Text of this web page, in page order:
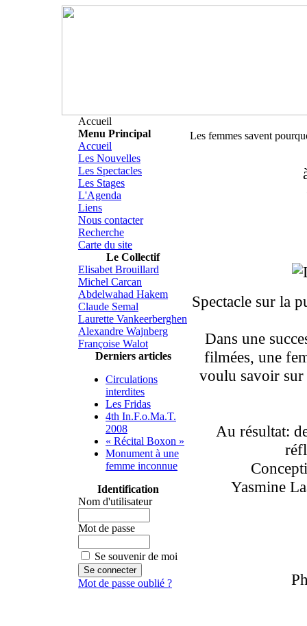
Accueil
Menu Principal
Accueil
Les Nouvelles
Les Spectacles
Les Stages
L'Agenda
Liens
Nous contacter
Recherche
Carte du site
Le Collectif
Elisabet Brouillard
Michel Carcan
Abdelwahad Hakem
Claude Semal
Laurette Vankeerberghen
Alexandre Wajnberg
Françoise Walot
Derniers articles
Circulations
interdites
Les Fridas
4th In.F.o.Ma.T.
2008
« Récital Boxon »
Monument à une
femme inconnue
Identification
Nom d'utilisateur
Mot de passe
Se souvenir de moi
Mot de passe oublié ?
Les femmes savent
Spectacle sur la
Dans une
filmées, une
voulu savoir sur
Au résultat:
Yasmine